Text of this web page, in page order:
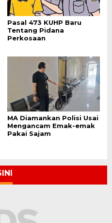
Pasal 473 KUHP Baru
Tentang Pidana
Perkosaan
MA Diamankan Polisi Usai
Mengancam Emak-emak
Pakai Sajam